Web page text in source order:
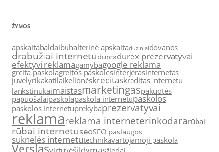
ŽYMOS
apskaitabaldaibuhalterinė apskaitaciuziniaidovanos
drabužiai internetudurexdurex prezervatyvai
efektyvi reklamagamybagoogle reklama
greita paskolagreitos paskolosinterjerasinternetas
juvelyrikakatilaikelionėskreditaskreditas internetu
lankstinukaimaistasmarketingaspakuotės
papuošalaipaskolapaskola internetupaskolos
paskolos internetuprekybaprezervatyvai
reklamareklama interneterinkodararūbai
rūbai internetuseoSEO paslaugos
suknelės internetutechnikavartojamoji paskola
Verslas